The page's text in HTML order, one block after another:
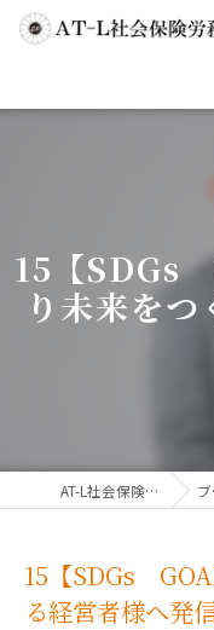
15【SDGs
り未来を
AT-L社会保険労務士法人 ブログ
15【SDGs
る経営者様へ発